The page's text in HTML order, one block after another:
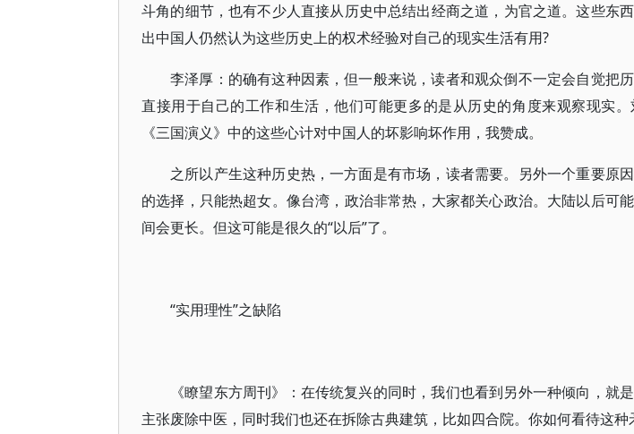
斗角的细节，也有不少人直接从历史中总结出经商之道，为官之道。这些东
出中国人仍然认为这些历史上的权术经验对自己的现实生活有用?
李泽厚：的确有这种因素，但一般来说，读者和观众倒不一定会自觉把
直接用于自己的工作和生活，他们可能更多的是从历史的角度来观察现实
《三国演义》中的这些心计对中国人的坏影响坏作用，我赞成。
之所以产生这种历史热，一方面是有市场，读者需要。另外一个重要原
的选择，只能热超女。像台湾，政治非常热，大家都关心政治。大陆以后可
间会更长。但这可能是很久的“以后”了。
“实用理性”之缺陷
《瞭望东方周刊》：在传统复兴的同时，我们也看到另外一种倾向，就
主张废除中医，同时我们也还在拆除古典建筑，比如四合院。你如何看待这种